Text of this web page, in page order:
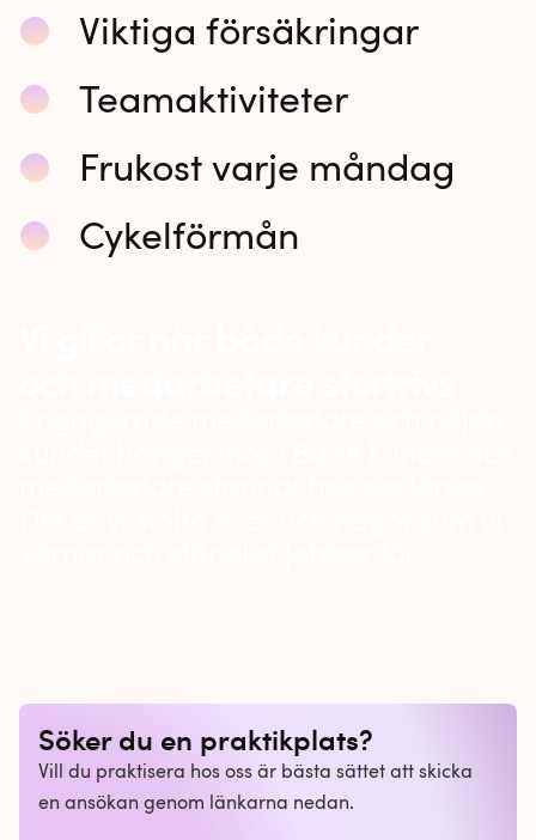
Viktiga försäkringar
Teamaktiviteter
Frukost varje måndag
Cykelförmån
Söker du en praktikplats?
Vill du praktisera hos oss är bästa sättet att skicka
en ansökan genom länkarna nedan.